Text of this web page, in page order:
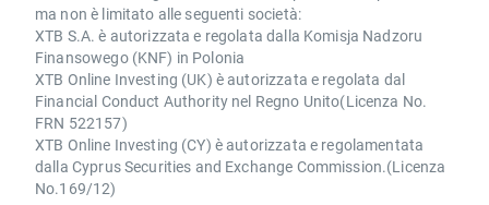
ma non è limitato alle seguenti società:
XTB S.A. è autorizzata e regolata dalla Komisja Nadzoru
Finansowego (KNF) in Polonia
XTB Online Investing (UK) è autorizzata e regolata dal
Financial Conduct Authority nel Regno Unito(Licenza No.
FRN 522157)
XTB Online Investing (CY) è autorizzata e regolamentata
dalla Cyprus Securities and Exchange Commission.(Licenza
No.169/12)